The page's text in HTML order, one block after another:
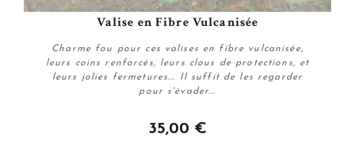
Valise en Fibre Vulcanisée
Charme fou pour ces valises en fibre vulcanisée,
leurs coins renforcés, leurs clous de protections, et
leurs jolies fermetures... Il suffit de les regarder
pour s'évader...
35,00 €